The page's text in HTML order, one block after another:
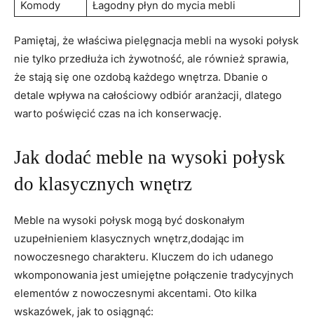
Komody Łagodny ​płyn‍ do mycia mebli
Pamiętaj, ⁤że właściwa pielęgnacja mebli na wysoki ‍połysk
nie tylko⁤ przedłuża ich żywotność, ale również ⁣sprawia,
⁤że stają ​się one​ ozdobą⁣ każdego wnętrza.⁤ Dbanie o
detale wpływa na ⁢całościowy odbiór aranżacji, dlatego
warto‌ poświęcić czas na ich konserwację.
Jak dodać meble na‍ wysoki‍ połysk
do klasycznych wnętrz
Meble na ‌wysoki połysk mogą być doskonałym
uzupełnieniem ‌klasycznych wnętrz,dodając im
nowoczesnego charakteru. Kluczem‍ do ich udanego
⁣wkomponowania jest umiejętne połączenie tradycyjnych
elementów⁢ z nowoczesnymi akcentami. Oto kilka
wskazówek, jak to osiągnąć: